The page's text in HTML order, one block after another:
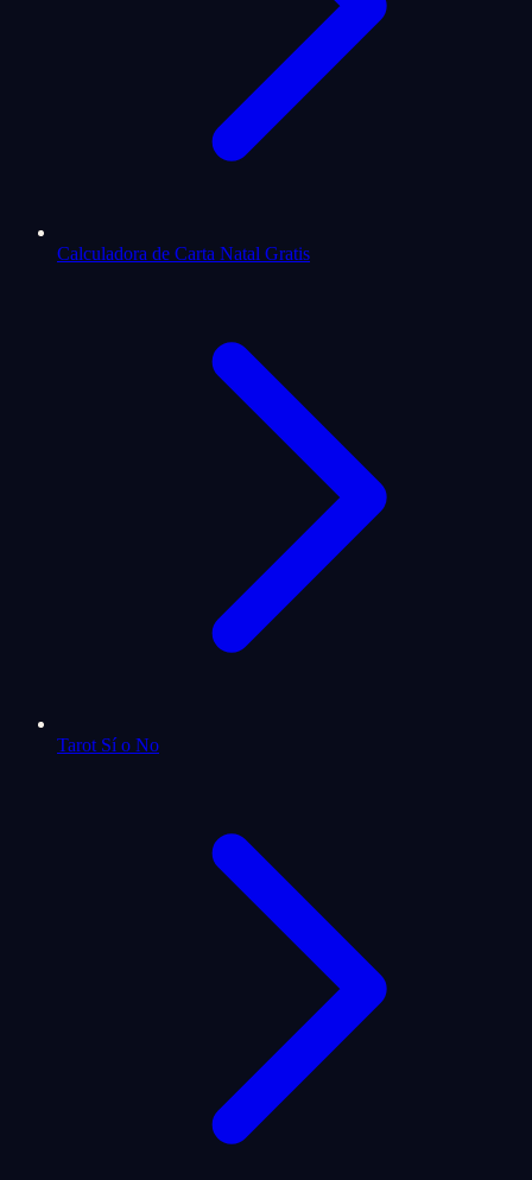
Calculadora de Carta Natal Gratis
Tarot Sí o No